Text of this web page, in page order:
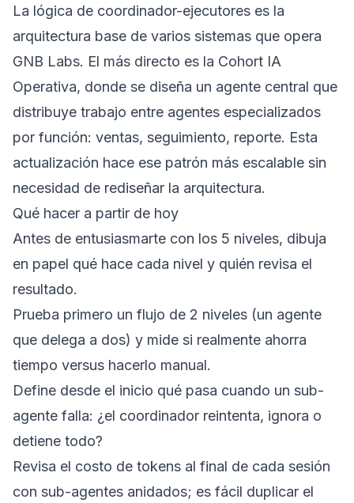
La lógica de coordinador-ejecutores es la
arquitectura base de varios sistemas que opera
GNB Labs. El más directo es la Cohort IA
Operativa, donde se diseña un agente central que
distribuye trabajo entre agentes especializados
por función: ventas, seguimiento, reporte. Esta
actualización hace ese patrón más escalable sin
necesidad de rediseñar la arquitectura.
Qué hacer a partir de hoy
Antes de entusiasmarte con los 5 niveles, dibuja
en papel qué hace cada nivel y quién revisa el
resultado.
Prueba primero un flujo de 2 niveles (un agente
que delega a dos) y mide si realmente ahorra
tiempo versus hacerlo manual.
Define desde el inicio qué pasa cuando un sub-
agente falla: ¿el coordinador reintenta, ignora o
detiene todo?
Revisa el costo de tokens al final de cada sesión
con sub-agentes anidados; es fácil duplicar el